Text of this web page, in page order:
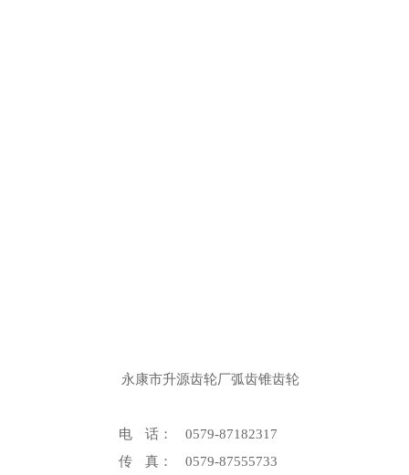
永康市升源齿轮厂弧齿锥齿轮
电 话： 0579-87182317
传 真： 0579-87555733